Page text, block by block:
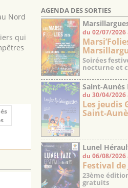
Nord
qui
AGENDA DES SORTIES
du 02/07/2026
Soirées
nocturne et
Saint-Aunès
du 30/04/2026
Les jeudis
Saint-
Lunel
du 06/08/2026
Festival de
23ème
gratuits